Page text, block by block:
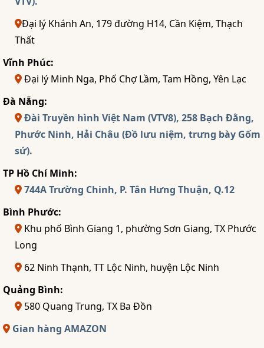
Đại lý Khánh An, 179 đường H14, Cần Kiệm, Thạch
Thất
Vĩnh Phúc:
Đại lý Minh Nga, Phố Chợ Lầm, Tam Hồng, Yên Lạc
Đà Nẵng:
Đài Truyền hình Việt Nam (VTV8), 258 Bạch Đằng,
Phước Ninh, Hải Châu (Đồ lưu niệm, trưng bày Gốm
sứ).
TP Hồ Chí Minh:
744A Trường Chinh, P. Tân Hưng Thuận, Q.12
Bình Phước:
Khu phố Bình Giang 1, phường Sơn Giang, TX Phước
Long
62 Ninh Thạnh, TT Lộc Ninh, huyện Lộc Ninh
Quảng Bình:
580 Quang Trung, TX Ba Đồn
Gian hàng AMAZON